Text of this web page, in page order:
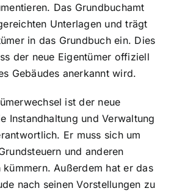
Das Grundbuchamt
Unterlagen und trägt
in das Grundbuch ein. Dies
der neue Eigentümer offiziell
Gebäudes anerkannt wird.
ist der neue
Instandhaltung und Verwaltung
Er muss sich um
und anderen
kümmern. Außerdem hat er das
nach seinen Vorstellungen zu